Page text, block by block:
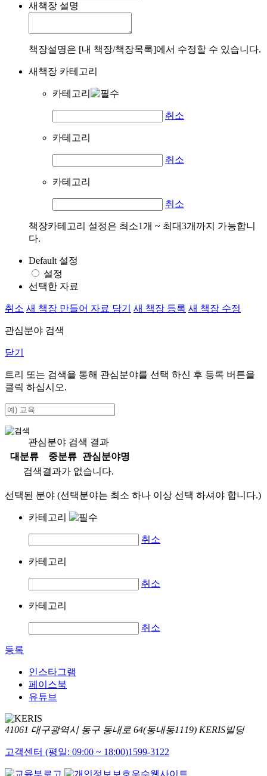
새책장 설명
책장설명은 [내 책장/책장목록]에서 수정할 수 있습니다.
새책장 카테고리
카테고리
취소
카테고리
취소
카테고리
취소
책장카테고리 설정은 최소1개 ~ 최대3개까지 가능합니
다.
Default 설정
설정
선택한 자료
취소 새 책장 만들어 자료 담기 새 책장 등록 새 책장 수정
관심분야 검색
닫기
트리 또는 검색을 통해 관심분야를 선택 하신 후 등록 버튼을
클릭 하십시오.
관심분야 검색 결과
대분류
중분류
관심분야명
검색결과가 없습니다.
선택된 분야 (선택분야는 최소 하나 이상 선택 하셔야 합니다.)
카테고리
취소
카테고리
취소
카테고리
취소
등록
인스타그램
페이스북
유튜브
41061 대구광역시 동구 동내로 64(동내동1119) KERIS빌딩
고객센터 (평일: 09:00 ~ 18:00)1599-3122